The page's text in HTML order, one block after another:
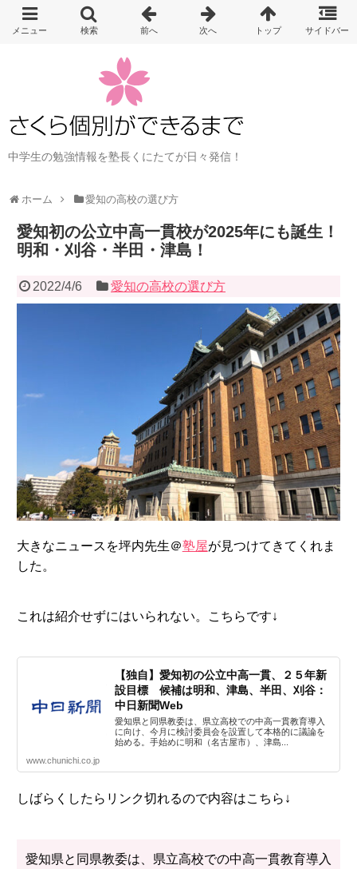
中学生の勉強情報を塾長くにたてが日々発信！
ホーム 愛知の高校の選び方
愛知初の公立中高一貫校が2025年にも誕生！
明和・刈谷・半田・津島！
2022/4/6 愛知の高校の選び方
大きなニュースを坪内先生＠塾屋が見つけてきてくれま
した。
これは紹介せずにはいられない。こちらです↓
【独自】愛知初の公立中高一貫、２５年新
設目標 候補は明和、津島、半田、刈谷：
中日新聞Web
愛知県と同県教委は、県立高校での中高一貫教育導入
に向け、今月に検討委員会を設置して本格的に議論を
始める。手始めに明和（名古屋市）、津島...
www.chunichi.co.jp
しばらくしたらリンク切れるので内容はこちら↓
愛知県と同県教委は、県立高校での中高一貫教育導入